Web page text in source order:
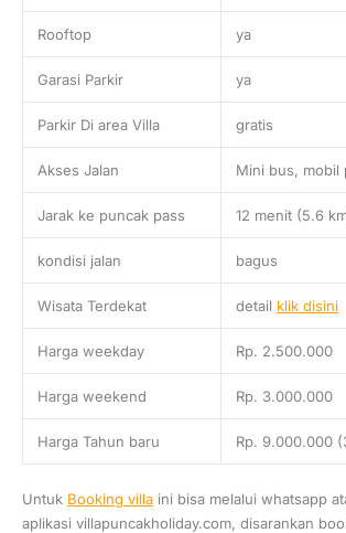
Rooftop ya
Garasi Parkir ya
Parkir Di area Villa gratis
Akses Jalan Mini bus, mobil
Jarak ke puncak pass 12 menit (5.6
kondisi jalan bagus
Wisata Terdekat detail klik disini
Harga weekday Rp. 2.500.000
Harga weekend Rp. 3.000.000
Harga Tahun baru Rp. 9.000.000
Untuk Booking villa ini bisa melalui whatsapp
aplikasi villapuncakholiday.com, disarankan